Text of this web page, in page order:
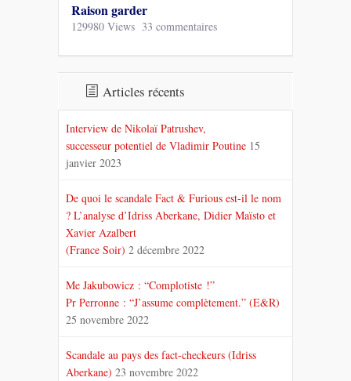
Raison garder
129980 Views 33 commentaires
Articles récents
Interview de Nikolaï Patrushev,
successeur potentiel de Vladimir Poutine 15
janvier 2023
De quoi le scandale Fact & Furious est-il le nom
? L’analyse d’Idriss Aberkane, Didier Maïsto et
Xavier Azalbert
(France Soir) 2 décembre 2022
Me Jakubowicz : “Complotiste !”
Pr Perronne : “J’assume complètement.” (E&R)
25 novembre 2022
Scandale au pays des fact-checkeurs (Idriss
Aberkane) 23 novembre 2022